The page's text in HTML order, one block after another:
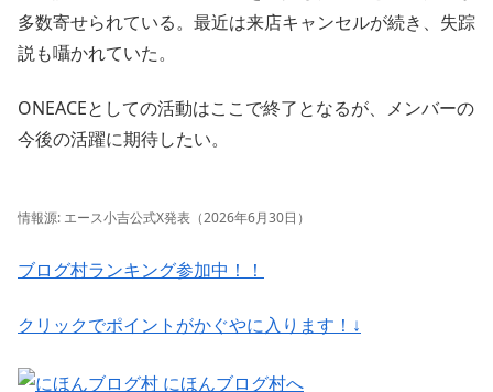
多数寄せられている。最近は来店キャンセルが続き、失踪
説も囁かれていた。
ONEACEとしての活動はここで終了となるが、メンバーの
今後の活躍に期待したい。
情報源: エース小吉公式X発表（2026年6月30日）
ブログ村ランキング参加中！！
クリックでポイントがかぐやに入ります！↓